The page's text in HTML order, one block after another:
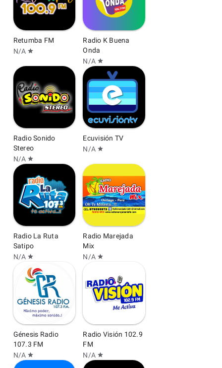
Retumba FM
N/A star
Radio K Buena
Onda
N/A star
Radio Sonido
Stereo
N/A star
Ecuvisión TV
N/A star
Radio La Ruta
Satipo
N/A star
Radio Marejada
Mix
N/A star
Génesis Radio
107.3 FM
N/A star
Radio Visión 102.9
FM
N/A star